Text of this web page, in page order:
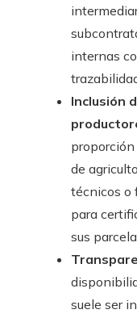
internas
Inclusión
de
técnicos o
para
sus
suele ser